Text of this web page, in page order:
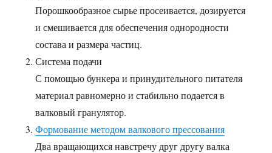
Порошкообразное сырье просеивается, дозируется
и смешивается для обеспечения однородности
состава и размера частиц.
Система подачи
С помощью бункера и принудительного питателя
материал равномерно и стабильно подается в
валковый гранулятор.
Формование методом валкового прессования
Два вращающихся навстречу друг другу валка